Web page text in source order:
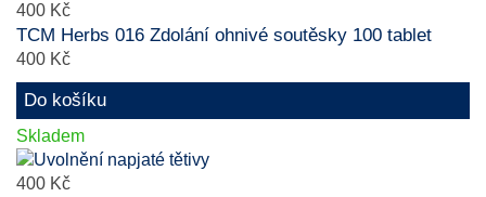
400 Kč
TCM Herbs 016 Zdolání ohnivé soutěsky 100 tablet
400 Kč
Do košíku
Skladem
400 Kč